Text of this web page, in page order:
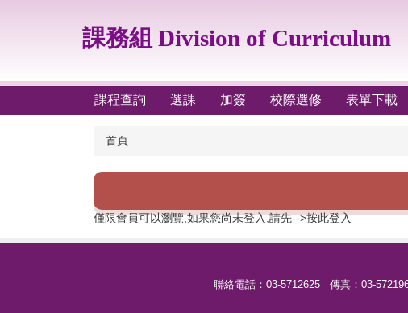
內
區
課務組 Division of Curriculum
課程查詢 選課 加簽 校際選修 表單下載
首頁
僅限會員可以瀏覽,如果您尚未登入,請先-->按此登入
聯絡電話：03-5712625 傳真：03-